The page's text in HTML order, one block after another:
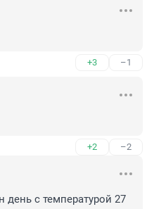
+3 –1
+2 –2
день с температурой 27